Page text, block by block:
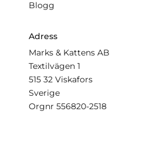
Blogg
Adress
Marks & Kattens AB
Textilvägen 1
515 32 Viskafors
Sverige
Orgnr 556820-2518